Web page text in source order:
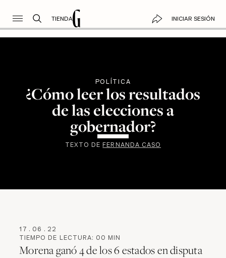
TIENDA INICIAR SESIÓN
POLÍTICA
¿Cómo leer los resultados
de las elecciones a
gobernador?
TEXTO DEFERNANDA CASO
17 . 06 . 22
TIEMPO DE LECTURA: 00 MIN
Morena ganó 4 de los 6 estados en disputa